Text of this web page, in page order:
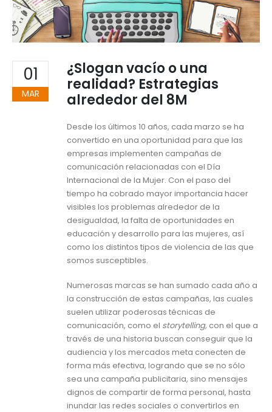
01
MAR
¿Slogan vacío o una
realidad? Estrategias
alrededor del 8M
Desde los últimos 10 años, cada marzo se ha
convertido en una oportunidad para que las
empresas implementen campañas de
comunicación relacionadas con el Día
Internacional de la Mujer. Con el paso del
tiempo ha cobrado mayor importancia hacer
visibles los problemas alrededor de la
desigualdad, la falta de oportunidades en
educación y desarrollo para las mujeres, así
como los distintos tipos de violencia de las que
somos susceptibles.
Numerosas marcas se han sumado cada año a
la construcción de estas campañas, las cuales
suelen utilizar poderosas técnicas de
comunicación, como el storytelling, con el que a
través de una historia buscan conseguir que la
audiencia y los mercados meta conecten de
forma más efectiva, logrando que se no sólo
sea una campaña publicitaria, sino mensajes
dignos de compartir de forma personal, hasta
inundar las redes sociales o convertirlos en